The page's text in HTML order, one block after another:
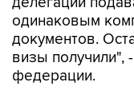
документов.
визы получили",
федерации.
В организации